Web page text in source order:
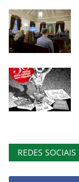
REDES SOCIAIS